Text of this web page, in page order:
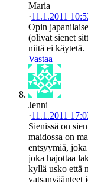
Maria
·11.1.2011
Opin
(olivat sienet
niitä ei käytetä.
Vastaa
Jenni
·11.1.2011
Sienissä on
maidossa on
entsyymiä,
joka hajottaa
kyllä usko että
vatsanväänteet